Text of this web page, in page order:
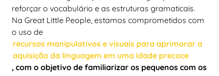
reforçar o vocabulário e as estruturas gramaticais.
Na Great Little People, estamos comprometidos com
o uso de
recursos manipulativos e visuais para aprimorar a
aquisição da linguagem em uma idade precoce
, com o objetivo de familiarizar os pequenos com os